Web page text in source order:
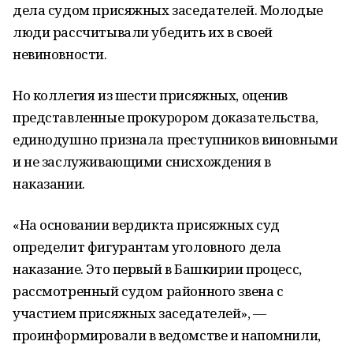
дела судом присяжных заседателей. Молодые
люди рассчитывали убедить их в своей
невиновности.
Но коллегия из шести присяжных, оценив
представленные прокурором доказательства,
единодушно признала преступников виновными
и не заслуживающими снисхождения в
наказании.
«На основании вердикта присяжных суд
определит фигурантам уголовного дела
наказание. Это первый в Башкирии процесс,
рассмотренный судом районного звена с
участием присяжных заседателей», —
проинформировали в ведомстве и напомнили,